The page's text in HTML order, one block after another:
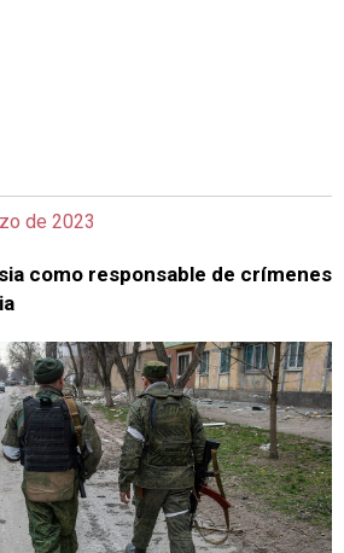
de 2023
como responsable de crímenes